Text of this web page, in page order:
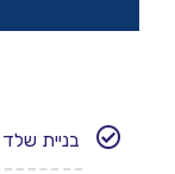
בניית